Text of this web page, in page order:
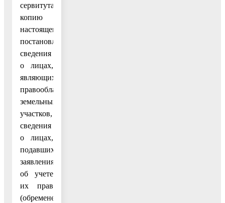
сервитута
копию
настоящего
постановления,
сведения
о лицах,
являющихся
правообладателями
земельных
участков,
сведения
о лицах,
подавших
заявления
об учете
их прав
(обременений